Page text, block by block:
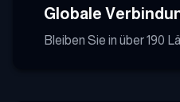
Globale
Bleiben Sie in über 190